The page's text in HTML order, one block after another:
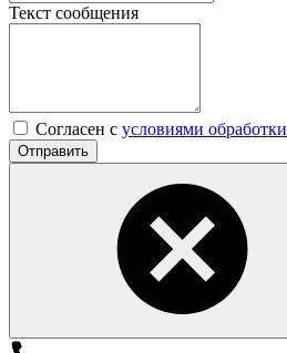
Текст сообщения
Согласен с условиями обработки
Отправить